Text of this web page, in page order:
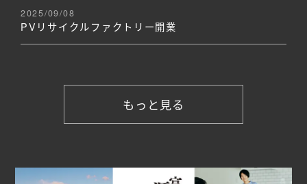
2025/09/08
PVリサイクルファクトリー開業
もっと見る